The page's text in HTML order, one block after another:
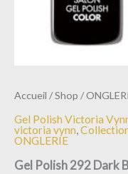
Accueil /Shop /
Gel Polish Victoria
victoria vynn
ONGLERIE
Gel Polish 292 Dark